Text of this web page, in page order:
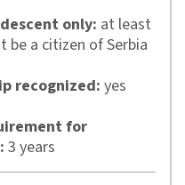
only: at least
be a citizen of Serbia
recognized: yes
for
3 years